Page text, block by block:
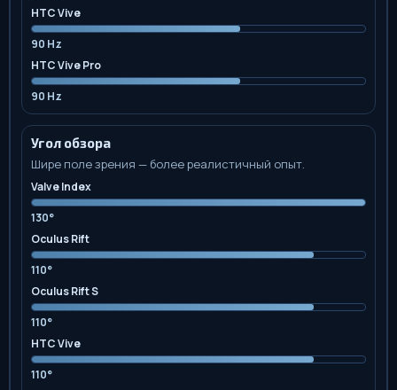
HTC Vive
90 Hz
HTC Vive Pro
90 Hz
Угол обзора
Шире поле зрения — более реалистичный опыт.
Valve Index
130°
Oculus Rift
110°
Oculus Rift S
110°
HTC Vive
110°